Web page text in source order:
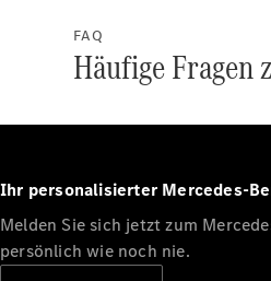
FAQ
Häufige Fragen
Ihr personalisierter Mercedes-
Melden Sie sich jetzt zum
persönlich wie noch nie.